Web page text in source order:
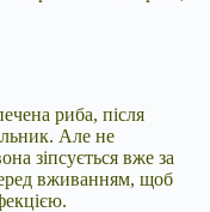
риба, після
Але не
зіпсується вже за
вживанням, щоб